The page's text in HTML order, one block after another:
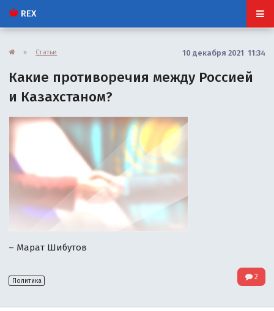
REX
» Статьи 10 декабря 2021 11:34
Какие противоречия между Россией
и Казахстаном?
– Марат Шибутов
Политика 2